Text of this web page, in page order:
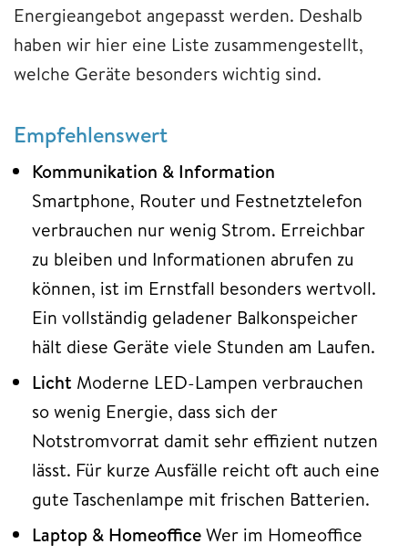
Energieangebot angepasst werden. Deshalb
haben wir hier eine Liste zusammengestellt,
welche Geräte besonders wichtig sind.
Empfehlenswert
Kommunikation & Information
Smartphone, Router und Festnetztelefon
verbrauchen nur wenig Strom. Erreichbar
zu bleiben und Informationen abrufen zu
können, ist im Ernstfall besonders wertvoll.
Ein vollständig geladener Balkonspeicher
hält diese Geräte viele Stunden am Laufen.
Licht Moderne LED-Lampen verbrauchen
so wenig Energie, dass sich der
Notstromvorrat damit sehr effizient nutzen
lässt. Für kurze Ausfälle reicht oft auch eine
gute Taschenlampe mit frischen Batterien.
Laptop & HomeofficeWer im Homeoffice